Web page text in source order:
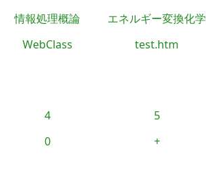
情報処理概論
エネルギー変換化学
WebClass
test.htm
4
5
0
+